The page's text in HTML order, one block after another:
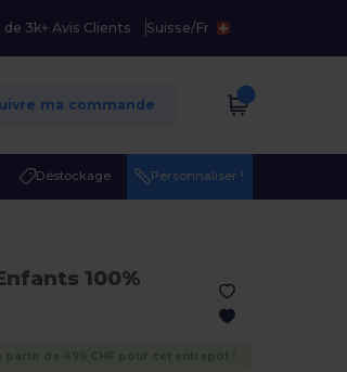
de 3k+ Avis Clients Suisse/Fr
ma commande
Déstockage Personnaliser !
100%
partir de 499 CHF pour cet entrepôt !